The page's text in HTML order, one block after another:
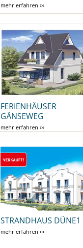
mehr erfahren ›››
FERIENHÄUSER
GÄNSEWEG
mehr erfahren ›››
STRANDHAUS DÜNE1
mehr erfahren ›››